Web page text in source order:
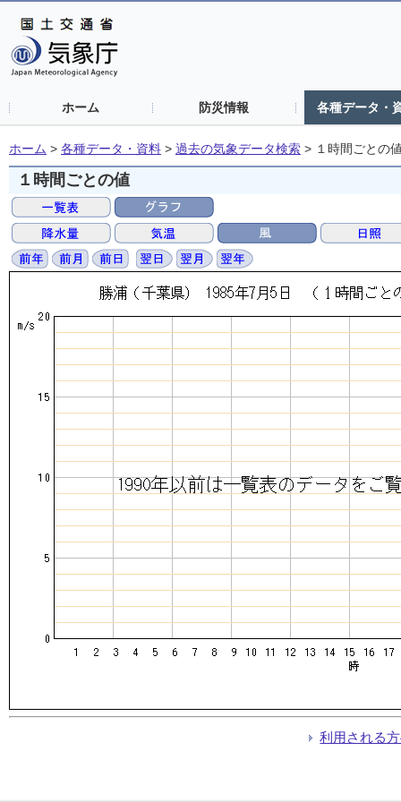
ホーム 防災情報 各種データ・
ホーム > 各種データ・資料 > 過去の気象データ検索 > １時間ごとの
１時間ごとの値
利用される